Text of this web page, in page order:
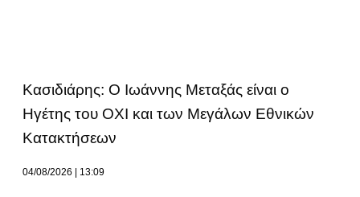
Κασιδιάρης: Ο Ιωάννης Μεταξάς είναι ο
Ηγέτης του ΟΧΙ και των Μεγάλων Εθνικών
Κατακτήσεων
04/08/2026 13:09